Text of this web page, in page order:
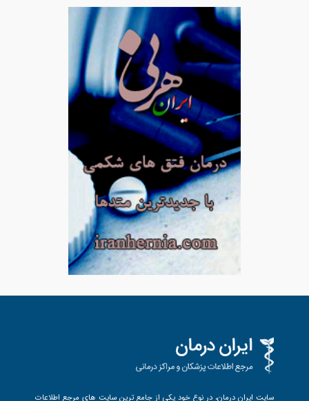
سایت ایران درمان، در نوع خود یکی از جامع ترین سایت های مرجع اطلاعات